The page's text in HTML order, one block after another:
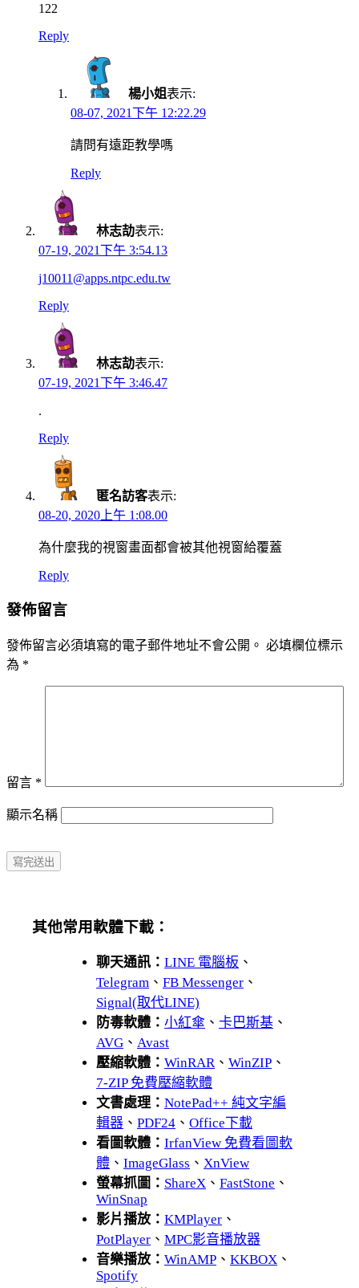
122
Reply
楊小姐表示:
08-07, 2021下午 12:22.29
請問有遠距教學嗎
Reply
林志劼表示:
07-19, 2021下午 3:54.13
j10011@apps.ntpc.edu.tw
Reply
林志劼表示:
07-19, 2021下午 3:46.47
.
Reply
匿名訪客表示:
08-20, 2020上午 1:08.00
為什麼我的視窗畫面都會被其他視窗給覆蓋
Reply
發佈留言
發佈留言必須填寫的電子郵件地址不會公開。 必填欄位標示
為 *
留言 *
顯示名稱
其他常用軟體下載：
聊天通訊： LINE 電腦板 、
Telegram 、 FB Messenger 、
Signal(取代LINE)
防毒軟體： 小紅傘 、 卡巴斯基 、
AVG 、 Avast
壓縮軟體： WinRAR、 WinZIP 、
7-ZIP 免費壓縮軟體
文書處理： NotePad++ 純文字編
輯器 、 PDF24 、 Office下載
看圖軟體： IrfanView 免費看圖軟
體 、 ImageGlass 、 XnView
螢幕抓圖： ShareX 、 FastStone 、
WinSnap
影片播放： KMPlayer 、
PotPlayer 、 MPC影音播放器
音樂播放： WinAMP 、 KKBOX 、
Spotify